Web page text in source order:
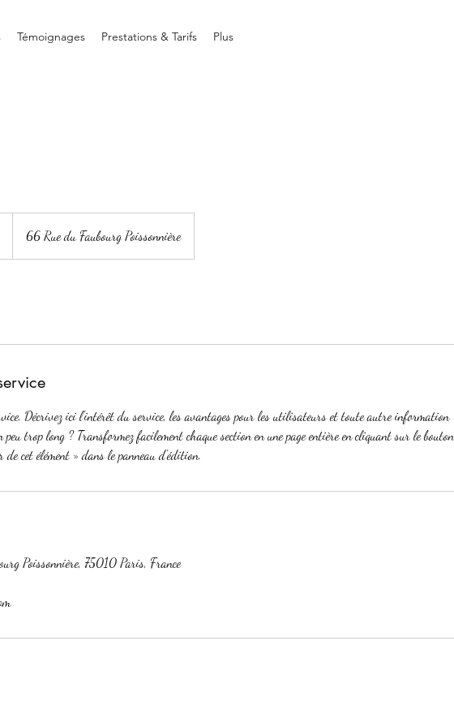
Témoignages Prestations & Tarifs Plus
66 Rue du Faubourg Poissonnière
Décrivez ici l'intérêt du service, les avantages pour les utilisateurs et toute autre information
trop long ? Transformez facilement chaque section en une page entière en cliquant sur le bouton
cet élément » dans le panneau d'édition.
Poissonnière, 75010 Paris, France